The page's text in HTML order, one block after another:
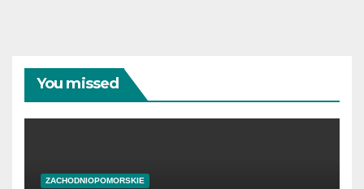
You missed
ZACHODNIOPOMORSKIE